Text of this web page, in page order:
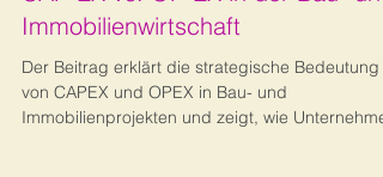
CAP-EX vs. OP-EX in der Bau- und
Immobilienwirtschaft
Der Beitrag erklärt die strategische Bedeutung